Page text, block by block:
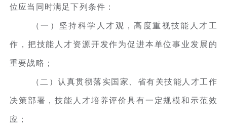
位应当同时满足下列条件：
（一）坚持科学人才观，高度重视技能人才工
作，把技能人才资源开发作为促进本单位事业发展的
重要战略；
（二）认真贯彻落实国家、省有关技能人才工作
决策部署，技能人才培养评价具有一定规模和示范效
应；